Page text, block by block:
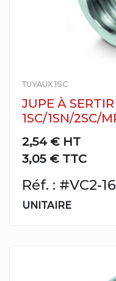
TUYAUX 1SC
JUPE À
1SC/1SN/2SC/
2,54 € HT
3,05 € TTC
Réf. : #VC2-16
UNITAIRE